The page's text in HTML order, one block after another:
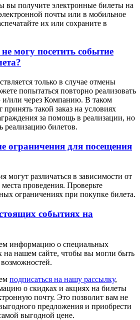
вы получите электронные билеты на
почты или в мобильное
их или сохраните в
могу посетить событие
только в случае отмены
попытаться повторно реализовать
и/или через Компанию. В таком
такой заказ на условиях
за помощь в реализации, но
реализацию билетов.
ограничения для посещения
могут различаться в зависимости от
проведения. Проверьте
ограничениях при покупке билета.
событиях на
информацию о специальных
на нашем сайте, чтобы вы могли быть
подписаться на нашу рассылку,
о скидках и акциях на билеты
почту. Это позволит вам не
предложения и приобрести
выгодной цене.